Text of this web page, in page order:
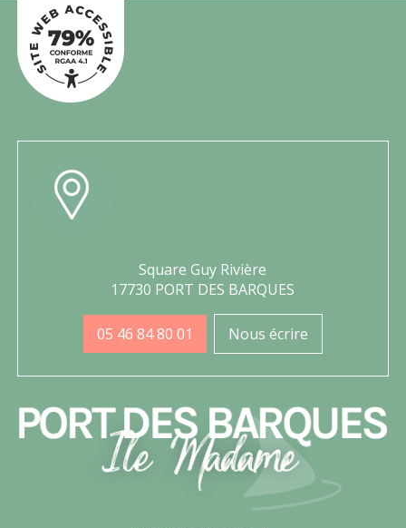
Square Guy Rivière
17730 PORT DES BARQUES
05 46 84 80 01 Nous écrire